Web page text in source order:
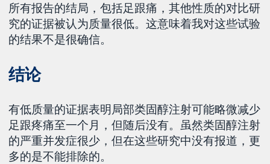
所有报告的结局，包括足跟痛，其他性质的对比研
究的证据被认为质量很低。这意味着我对这些试验
的结果不是很确信。
结论
有低质量的证据表明局部类固醇注射可能略微减少
足跟疼痛至一个月，但随后没有。虽然类固醇注射
的严重并发症很少，但在这些研究中没有报道，更
多的是不能排除的。